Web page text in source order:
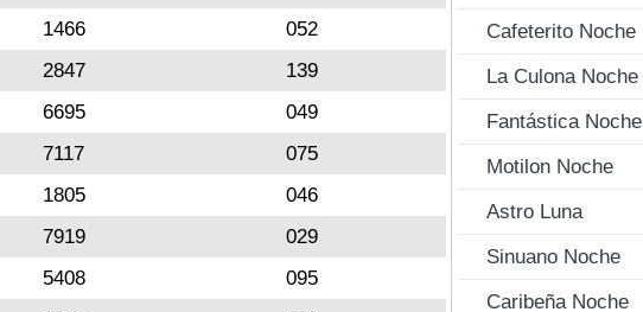
1466
052
2847
139
6695
049
7117
075
1805
046
7919
029
5408
095
Cafeterito Noche
La Culona Noche
Fantástica Noche
Motilon Noche
Astro Luna
Sinuano Noche
Caribeña Noche